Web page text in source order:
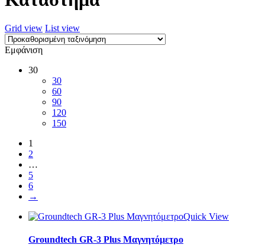
Grid view List view
Εμφάνιση
30
30
60
90
120
150
1
2
…
5
6
→
Quick View
Groundtech GR-3 Plus Μαγνητόμετρο